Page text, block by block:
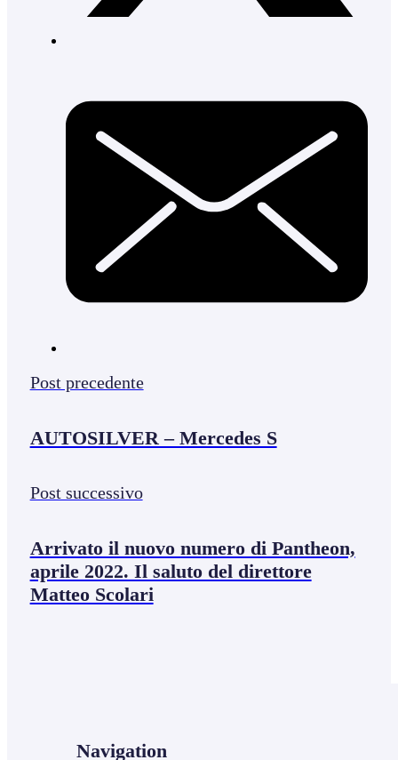
Post precedente
AUTOSILVER – Mercedes S
Post successivo
Arrivato il nuovo numero di Pantheon,
aprile 2022. Il saluto del direttore
Matteo Scolari
Navigation